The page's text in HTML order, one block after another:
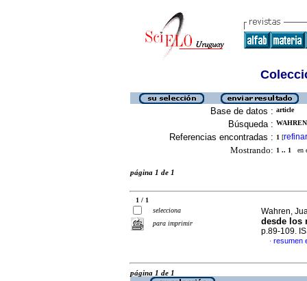
Base de datos : article
Búsqueda :
Referencias encontradas : 1 [refinar
Mostrando: 1 .. 1 en
página 1 de 1
1 / 1
selecciona
para imprimir
Wahren,
desde los
p.89-109.
· resumen
página 1 de 1